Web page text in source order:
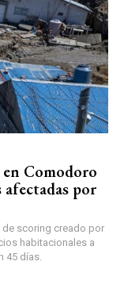
Comodoro
por
de scoring creado por
habitacionales a
45 días.